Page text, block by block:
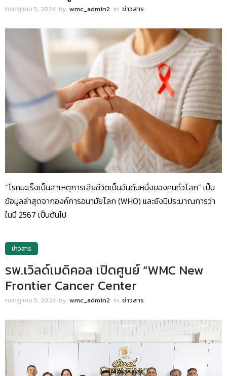
กรกฎาคม 5, 2024 by wmc_admin2 in ข่าวสาร
“โรคมะเร็งเป็นสาเหตุการเสียชีวิตเป็นอันดับหนึ่งของคนทั่วโลก” เป็น
ข้อมูลล่าสุดจากองค์การอนามัยโลก (WHO) และยังมีประมาณการว่า
ในปี 2567 เป็นต้นไป
ข่าวสาร
รพ.เวิลด์เมดิคอล เปิดศูนย์ “WMC New
Frontier Cancer Center
กรกฎาคม 5, 2024 by wmc_admin2 in ข่าวสาร